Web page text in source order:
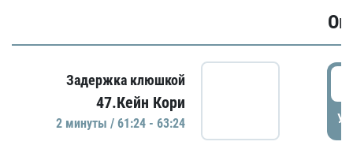
Задержка клюшкой
47.Кейн Кори
2 минуты / 61:24 - 63:24